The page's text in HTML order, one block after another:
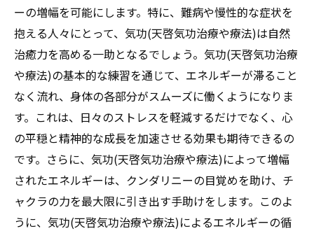
ーの増幅を可能にします。特に、難病や慢性的な症状を
抱える人々にとって、気功(天啓気功治療や療法)は自然
治癒力を高める一助となるでしょう。気功(天啓気功治療
や療法)の基本的な練習を通じて、エネルギーが滞ること
なく流れ、身体の各部分がスムーズに働くようになりま
す。これは、日々のストレスを軽減するだけでなく、心
の平穏と精神的な成長を加速させる効果も期待できるの
です。さらに、気功(天啓気功治療や療法)によって増幅
されたエネルギーは、クンダリニーの目覚めを助け、チ
ャクラの力を最大限に引き出す手助けをします。このよ
うに、気功(天啓気功治療や療法)によるエネルギーの循